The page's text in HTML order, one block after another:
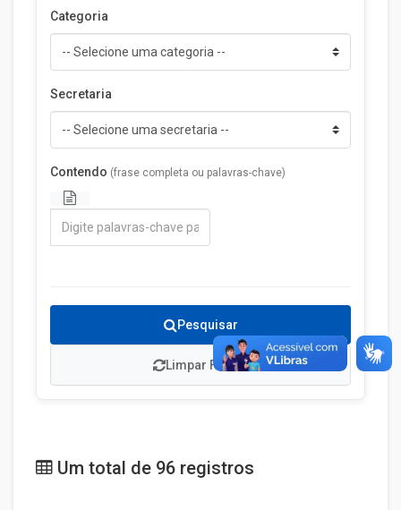
Categoria
Secretaria
Contendo (frase completa ou palavras-chave)
Limpar Filtros
Pesquisar
Um total de 96 registros